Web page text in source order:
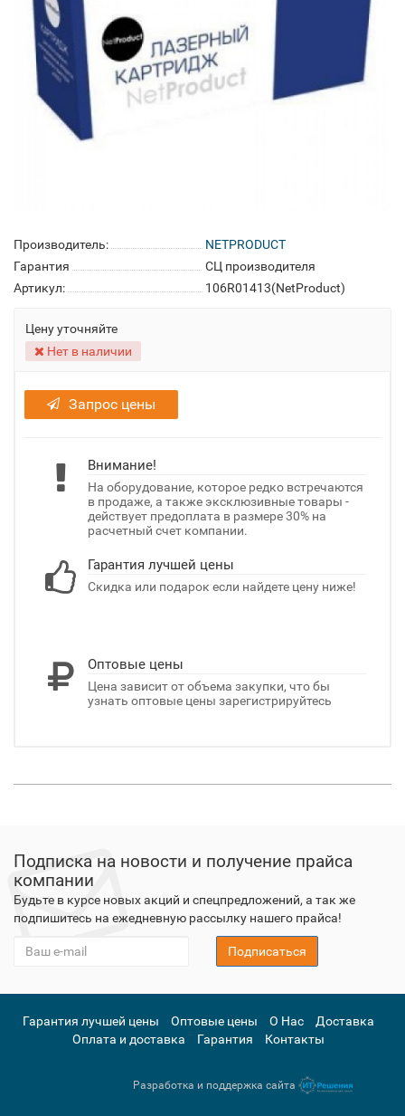
Производитель:
NETPRODUCT
Гарантия
СЦ производителя
Артикул:
106R01413(NetProduct)
Цену уточняйте
Нет в наличии
Запрос цены
Внимание!
На оборудование, которое редко встречаются
в продаже, а также эксклюзивные товары -
действует предоплата в размере 30% на
расчетный счет компании.
Гарантия лучшей цены
Скидка или подарок если найдете цену ниже!
Оптовые цены
Цена зависит от объема закупки, что бы
узнать оптовые цены зарегистрируйтесь
Подписка на новости и получение прайса
компании
Будьте в курсе новых акций и спецпредложений, а так же
подпишитесь на ежедневную рассылку нашего прайса!
Подписаться
Гарантия лучшей цены Оптовые цены О Нас
Доставка
Оплата и доставка
Гарантия Контакты
Разработка и поддержка сайта